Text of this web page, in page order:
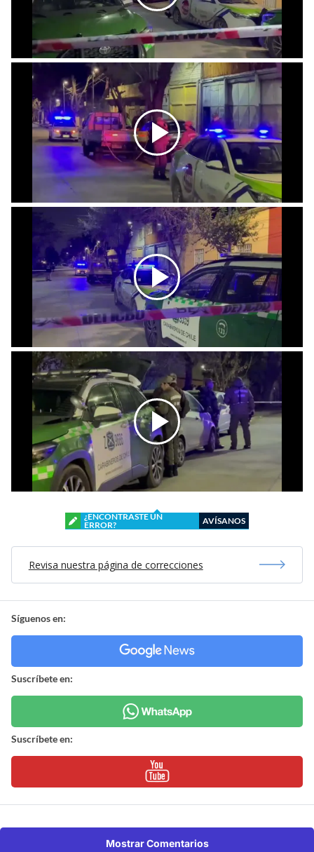
¿ENCONTRASTE UN
ERROR?
AVÍSANOS
Revisa nuestra página de correcciones
Síguenos en:
Suscríbete en:
Suscríbete en:
Mostrar Comentarios